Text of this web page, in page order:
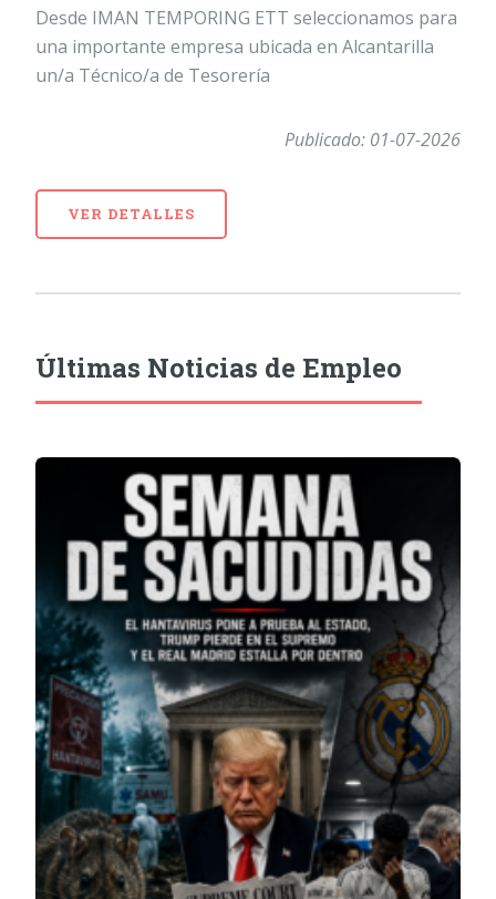
Desde IMAN TEMPORING ETT seleccionamos para
una importante empresa ubicada en Alcantarilla
un/a Técnico/a de Tesorería
Publicado: 01-07-2026
VER DETALLES
Últimas Noticias de Empleo